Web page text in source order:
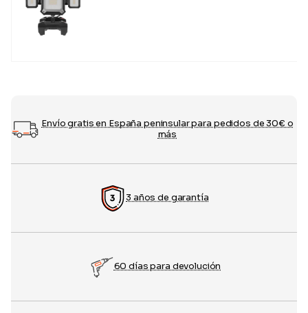
Envío gratis en España peninsular para pedidos de 30€ o
más
3 años de garantía
60 días para devolución